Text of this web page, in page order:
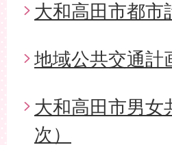
大和高田市都
地域公共交通計
大和高田市男
次）